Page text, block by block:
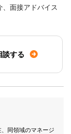
面接アドバイス
談する
同領域のマネージ